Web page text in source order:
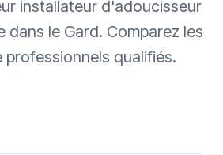
installateur d'adoucisseur
dans le Gard. Comparez les
qualifiés.